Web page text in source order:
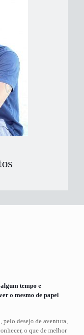
tempo e
o mesmo de papel
pelo desejo de aventura,
o que de melhor